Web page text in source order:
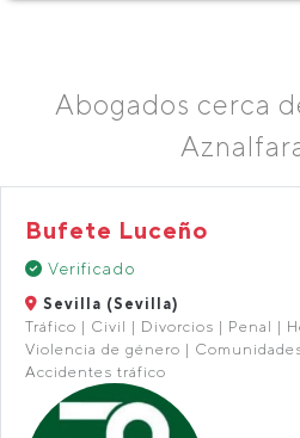
Abogados cerca
Bufete Luceño
Verificado
Sevilla (Sevilla)
Tráfico | Civil | Divorcios | Penal |
Violencia de género |
Accidentes tráfico